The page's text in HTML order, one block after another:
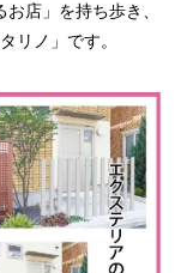
店」を持ち歩き、
リノ」です。